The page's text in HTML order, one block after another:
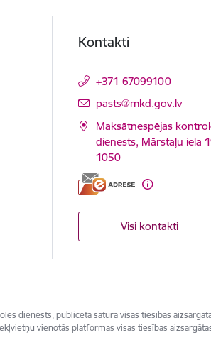
Kontakti
+371 67099100
E-pasts:
pasts@mkd.gov.lv
Maksātnespējas
dienests, Mārstaļu iela
1050
Visi kontakti
dienests, publicētā satura visas tiesības
vienotās platformas visas tiesības